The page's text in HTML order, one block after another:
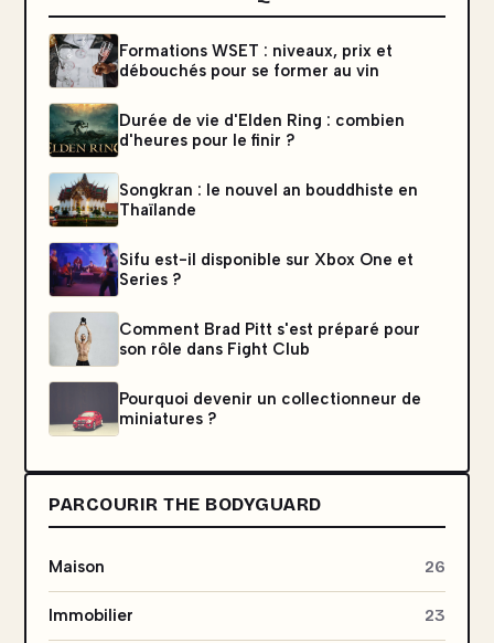
Formations WSET : niveaux, prix et
débouchés pour se former au vin
Durée de vie d'Elden Ring : combien
d'heures pour le finir ?
Songkran : le nouvel an bouddhiste en
Thaïlande
Sifu est-il disponible sur Xbox One et
Series ?
Comment Brad Pitt s'est préparé pour
son rôle dans Fight Club
Pourquoi devenir un collectionneur de
miniatures ?
PARCOURIR THE BODYGUARD
Maison 26
Immobilier 23